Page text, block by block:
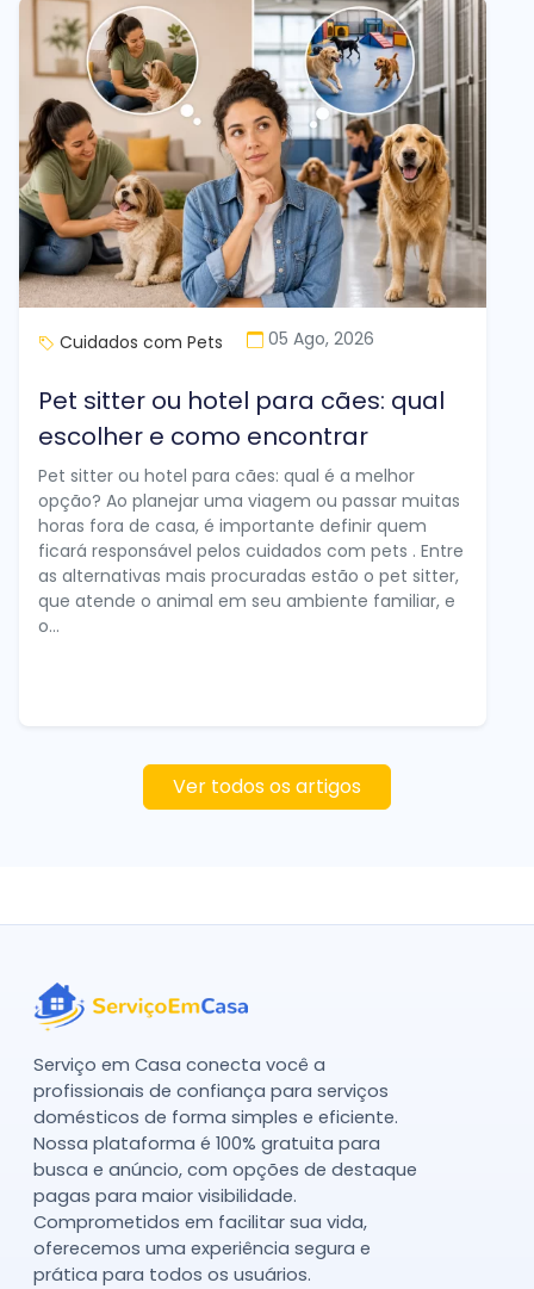
Cuidados com Pets 05 Ago, 2026
Pet sitter ou hotel para cães: qual
escolher e como encontrar
Pet sitter ou hotel para cães: qual é a melhor
opção? Ao planejar uma viagem ou passar muitas
horas fora de casa, é importante definir quem
ficará responsável pelos cuidados com pets . Entre
as alternativas mais procuradas estão o pet sitter,
que atende o animal em seu ambiente familiar, e
o...
Ver todos os artigos
Serviço em Casa conecta você a
profissionais de confiança para serviços
domésticos de forma simples e eficiente.
Nossa plataforma é 100% gratuita para
busca e anúncio, com opções de destaque
pagas para maior visibilidade.
Comprometidos em facilitar sua vida,
oferecemos uma experiência segura e
prática para todos os usuários.